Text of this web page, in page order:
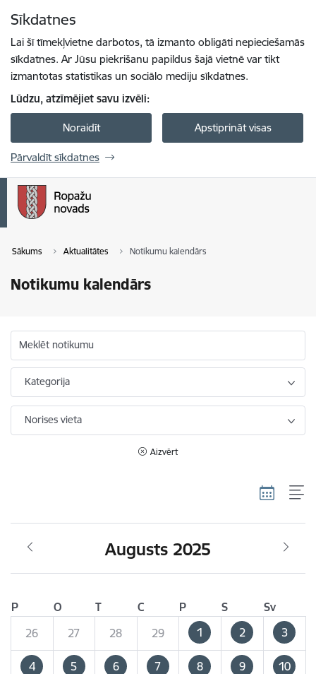
Sīkdatnes
Lai šī tīmekļvietne darbotos, tā izmanto obligāti nepieciešamās
sīkdatnes. Ar Jūsu piekrišanu papildus šajā vietnē var tikt
izmantotas statistikas un sociālo mediju sīkdatnes.
Lūdzu, atzīmējiet savu izvēli:
Noraidīt Apstiprināt visas
Pārvaldīt sīkdatnes
Sākums Aktualitātes Notikumu kalendārs
Notikumu kalendārs
Meklēt notikumu
Kategorija
Norises vieta
Aizvērt
Augusts 2025
P O T C P S
Sv
26
27 28 29 1 2 3
4 5 6 7 8 9 10